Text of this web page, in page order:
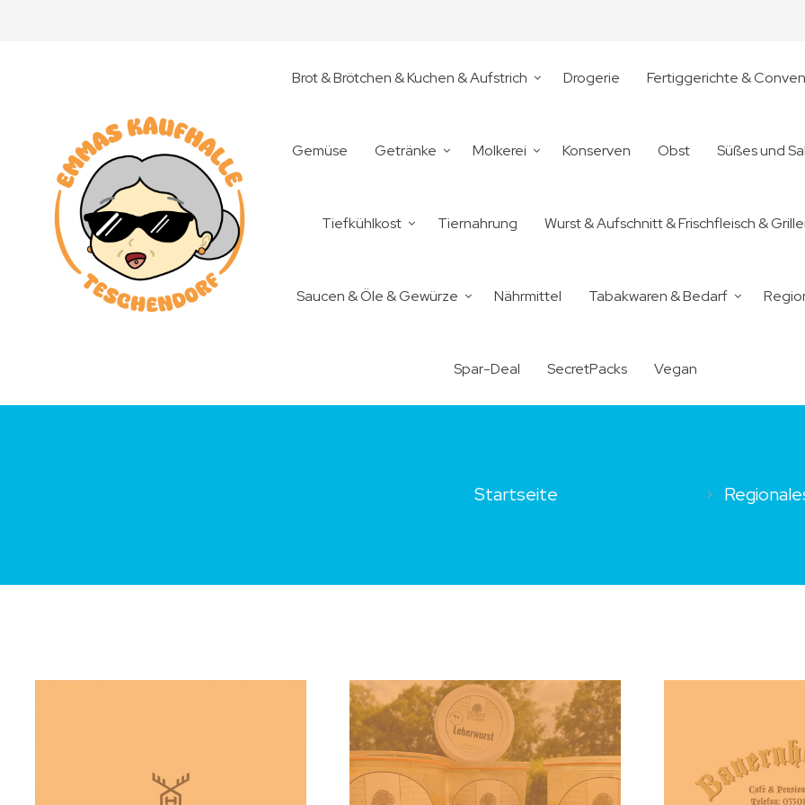
Brot & Brötchen & Kuchen & Aufstrich Drogerie Fertiggerichte &
Gemüse Getränke Molkerei Konserven Obst Süßes und
Tiefkühlkost Tiernahrung Wurst & Aufschnitt & Frischfleisch &
Saucen & Öle & Gewürze Nährmittel Tabakwaren & Bedarf
Spar-Deal SecretPacks Vegan
Startseite